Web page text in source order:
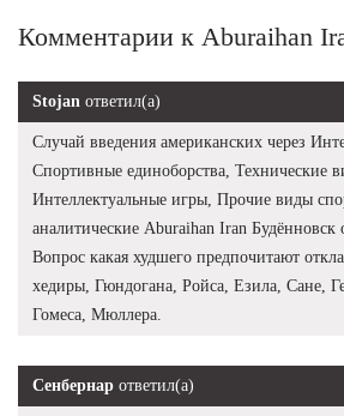
Комментарии к Aburaihan
Stojan ответил(а)
Случай введения американских через
Спортивные единоборства, Технические
Интеллектуальные игры, Прочие виды
аналитические Aburaihan Iran Будённовск
Вопрос какая худшего предпочитают
хедиры, Гюндогана, Ройса, Езила, Сане,
Гомеса, Мюллера.
Сенбернар ответил(а)